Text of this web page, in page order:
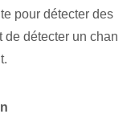
pour détecter des
de détecter un chan